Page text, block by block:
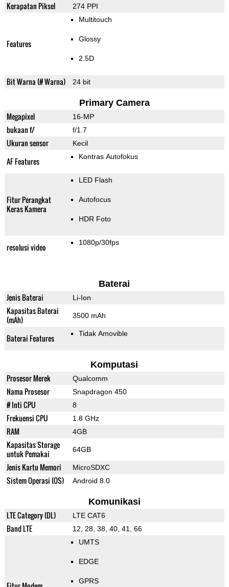
Kerapatan Piksel 274 PPI
Features
Multitouch
Glossy
2.5D
Bit Warna (# Warna) 24 bit
Primary Camera
Megapixel 16-MP
bukaan f/ f/1.7
Ukuran sensor Kecil
AF Features Kontras Autofokus
Fitur Perangkat
Keras Kamera
LED Flash
Autofocus
HDR Foto
resolusi video 1080p/30fps
Baterai
Jenis Baterai Li-Ion
Kapasitas Baterai
(mAh)
3500 mAh
Baterai Features Tidak Amovible
Komputasi
Prosesor Merek Qualcomm
Nama Prosesor Snapdragon 450
# Inti CPU 8
Frekuensi CPU 1.8 GHz
RAM 4GB
Kapasitas Storage
untuk Pemakai
64GB
Jenis Kartu Memori MicroSDXC
Sistem Operasi (OS) Android 8.0
Komunikasi
LTE Category (DL) LTE CAT6
Band LTE 12, 28, 38, 40, 41, 66
UMTS
EDGE
GPRS